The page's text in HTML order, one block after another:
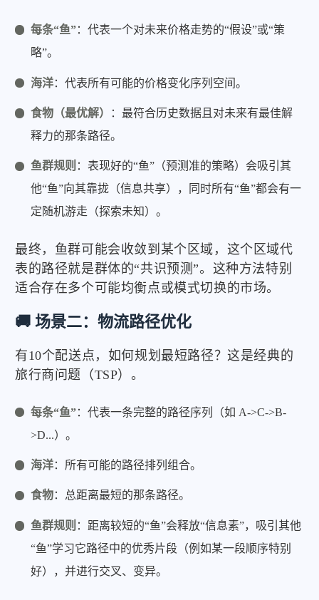
每条“鱼”：代表一个对未来价格走势的“假设”或“策
略”。
海洋：代表所有可能的价格变化序列空间。
食物（最优解）
：最符合历史数据且对未来有最佳解
释力的那条路径。
鱼群规则 ：表现好的“鱼”（预测准的策略）会吸引其
他“鱼”向其靠拢（信息共享），同时所有“鱼”都会有一
定随机游走（探索未知）。
最终，鱼群可能会收敛到某个区域，这个区域代
表的路径就是群体的“共识预测”。这种方法特别
适合存在多个可能均衡点或模式切换的市场。
🚚 场景二：物流路径优化
有10个配送点，如何规划最短路径？这是经典的
旅行商问题（TSP）。
每条“鱼”：代表一条完整的路径序列（如 A->C->B-
>D...）。
海洋：所有可能的路径排列组合。
食物：总距离最短的那条路径。
鱼群规则 ：距离较短的“鱼”会释放“信息素”，吸引其他
“鱼”学习它路径中的优秀片段（例如某一段顺序特别
好），并进行交叉、变异。